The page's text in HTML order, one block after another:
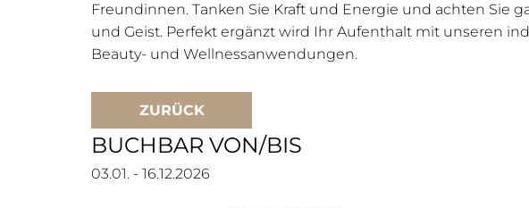
Freundinnen. Tanken Sie Kraft und Energie und achten Sie
und Geist. Perfekt ergänzt wird Ihr Aufenthalt mit unseren
Beauty- und Wellnessanwendungen.
ZURÜCK
BUCHBAR VON/BIS
03.01. - 16.12.2026